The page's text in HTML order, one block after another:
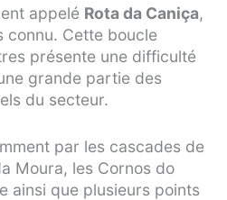
appelé Rota da Caniça,
connu. Cette boucle
présente une difficulté
grande partie des
du secteur.
par les cascades de
Moura, les Cornos do
ainsi que plusieurs points